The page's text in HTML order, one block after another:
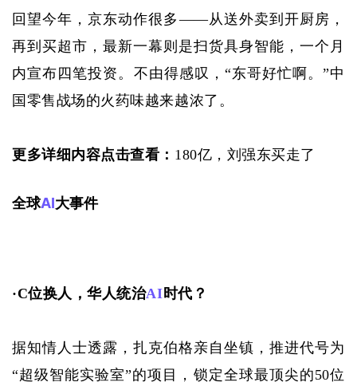
回望今年，京东动作很多——从送外卖到开厨房，
再到买超市，最新一幕则是扫货具身智能，一个月
内宣布四笔投资。不由得感叹，“东哥好忙啊。”中
国零售战场的火药味越来越浓了。
更多详细内容点击查看： 180亿，刘强东买走了
全球AI大事件
·C位换人，华人统治AI时代？
据知情人士透露，扎克伯格亲自坐镇，推进代号为
“超级智能实验室”的项目，锁定全球最顶尖的50位